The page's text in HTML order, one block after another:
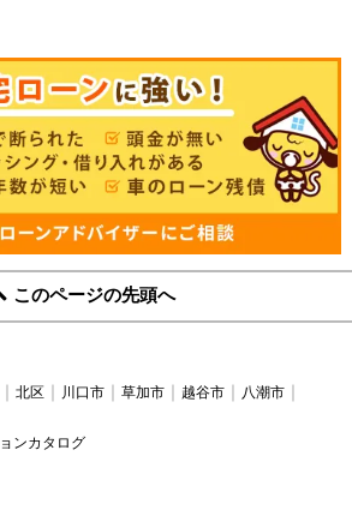
このページの先頭へ
北区 川口市 草加市 越谷市 八潮市
ンカタログ